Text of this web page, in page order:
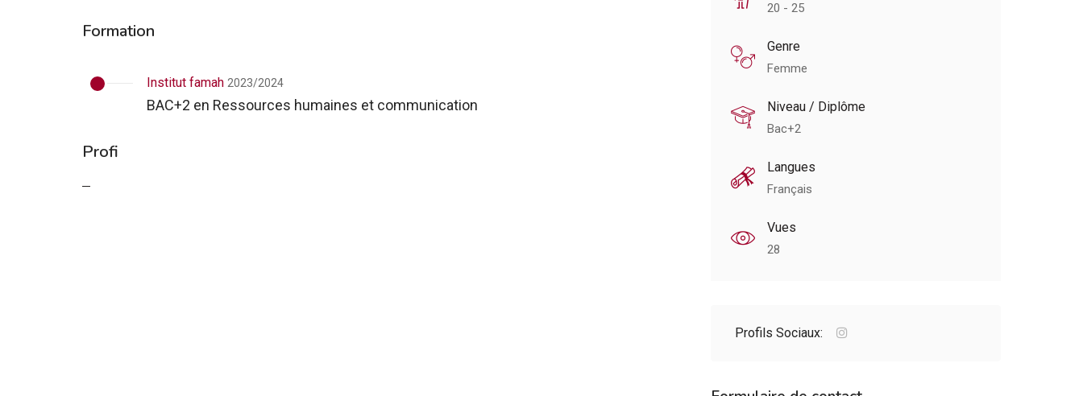
Formation
Institut famah 2023/2024
BAC+2 en Ressources humaines et communication
Profi
20 - 25
Genre
Femme
Niveau / Diplôme
Bac+2
Langues
Français
Vues
28
Profils Sociaux: